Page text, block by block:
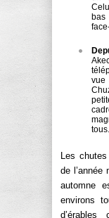
bas
vue
tous.
Les
de
automne
environs